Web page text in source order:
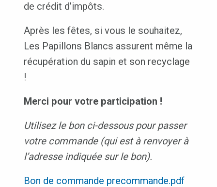
de crédit d’impôts.
Après les fêtes, si vous le souhaitez,
Les Papillons Blancs assurent même la
récupération du sapin et son recyclage
!
Merci pour votre participation !
Utilisez le bon ci-dessous pour passer
votre commande (qui est à renvoyer à
l’adresse indiquée sur le bon).
Bon de commande precommande.pdf